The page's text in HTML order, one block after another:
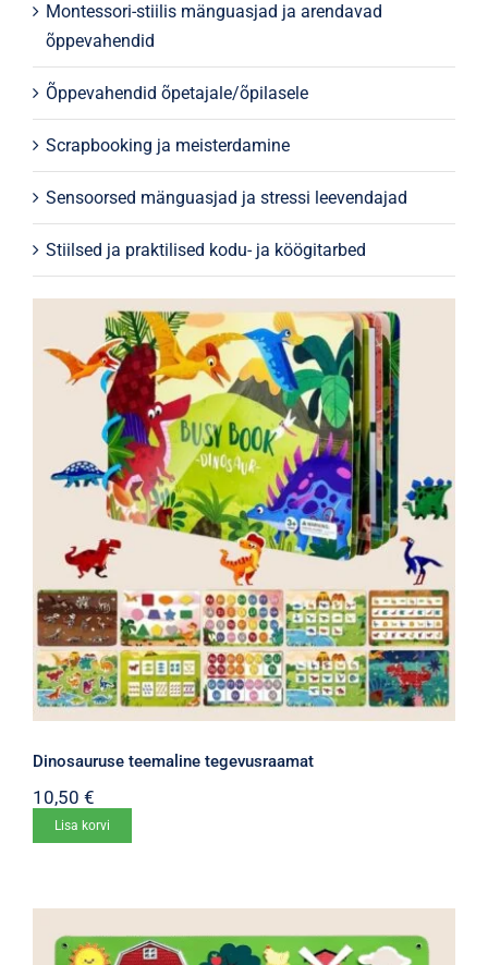
Montessori-stiilis mänguasjad ja arendavad
õppevahendid
Õppevahendid õpetajale/õpilasele
Scrapbooking ja meisterdamine
Sensoorsed mänguasjad ja stressi leevendajad
Stiilsed ja praktilised kodu- ja köögitarbed
Dinosauruse teemaline tegevusraamat
10,50 €
Lisa korvi